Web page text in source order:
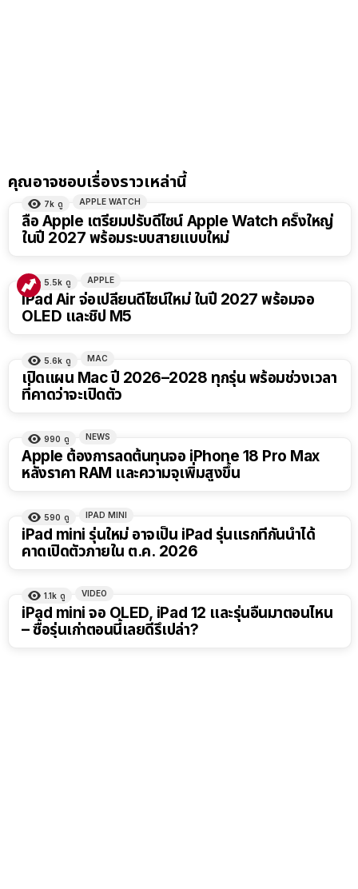
คุณอาจชอบเรื่องราวเหล่านี้
7k ดู APPLE WATCH
ลือ Apple เตรียมปรับดีไซน์ Apple Watch ครั้งใหญ่
ในปี 2027 พร้อมระบบสายแบบใหม่
5.5k ดู APPLE
iPad Air จ่อเปลี่ยนดีไซน์ใหม่ ในปี 2027 พร้อมจอ
OLED และชิป M5
5.6k ดู MAC
เปิดแผน Mac ปี 2026–2028 ทุกรุ่น พร้อมช่วงเวลา
ที่คาดว่าจะเปิดตัว
990 ดู NEWS
Apple ต้องการลดต้นทุนจอ iPhone 18 Pro Max
หลังราคา RAM และความจุเพิ่มสูงขึ้น
590 ดู IPAD MINI
iPad mini รุ่นใหม่ อาจเป็น iPad รุ่นแรกที่กันน้ำได้
คาดเปิดตัวภายใน ต.ค. 2026
1.1k ดู VIDEO
iPad mini จอ OLED, iPad 12 และรุ่นอื่นมาตอนไหน
– ซื้อรุ่นเก่าตอนนี้เลยดีรึเปล่า?